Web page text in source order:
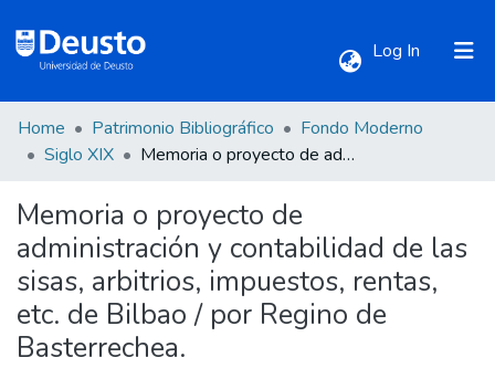
Log In (current)
Communities & Collections
All of DSpace
Statistics
Home Patrimonio Bibliográfico
Fondo Moderno
Siglo XIX
Memoria o proyecto de administración y contabilidad de las sisas, arbitrios, impuestos, rentas, etc. de Bilbao / por Regino de Basterrechea.
Memoria o proyecto de
administración y contabilidad de las
sisas, arbitrios, impuestos, rentas,
etc. de Bilbao / por Regino de
Basterrechea.